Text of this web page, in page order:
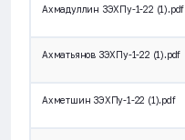
Ахмадуллин ЗЭХПу-1-22 (1).pdf
Ахматьянов ЗЭХПу-1-22 (1).pdf
Ахметшин ЗЭХПу-1-22 (1).pdf